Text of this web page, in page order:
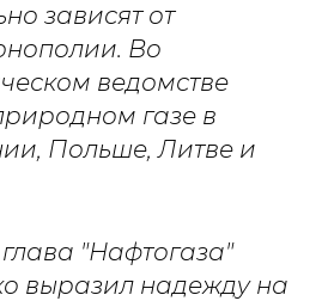
зависят от
Во
ведомстве
газе в
Польше, Литве и
"Нафтогаза"
выразил надежду на